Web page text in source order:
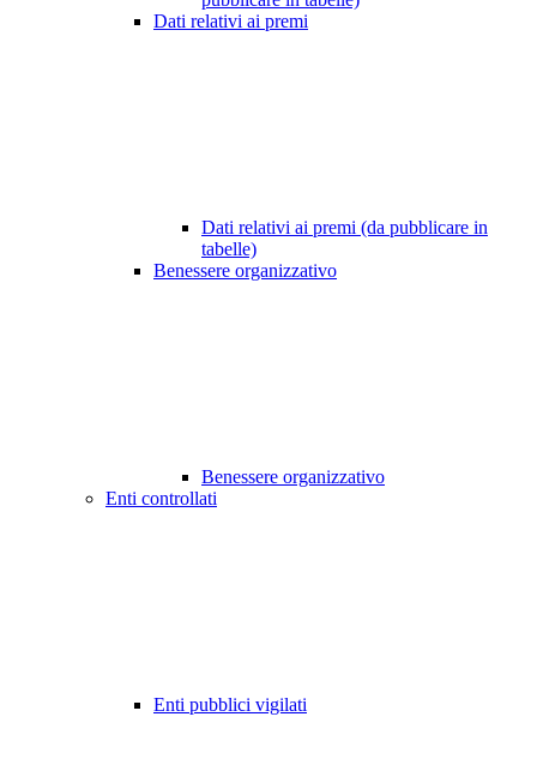
Dati relativi ai premi
Dati relativi ai premi (da pubblicare in
tabelle)
Benessere organizzativo
Benessere organizzativo
Enti controllati
Enti pubblici vigilati